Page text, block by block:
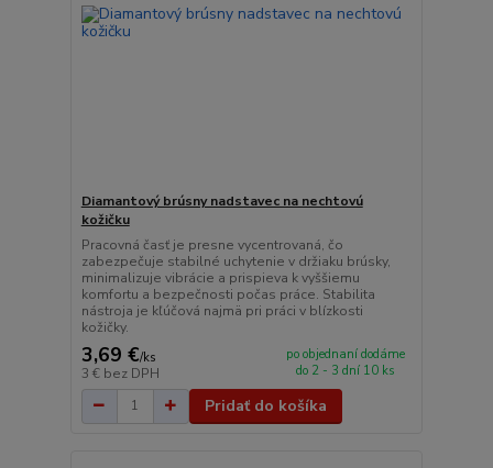
Diamantový brúsny nadstavec na nechtovú
kožičku
Pracovná časť je presne vycentrovaná, čo
zabezpečuje stabilné uchytenie v držiaku brúsky,
minimalizuje vibrácie a prispieva k vyššiemu
komfortu a bezpečnosti počas práce. Stabilita
nástroja je kľúčová najmä pri práci v blízkosti
kožičky.
3,69 €/ks
3 € bez DPH
po objednaní dodáme
do 2 - 3 dní 10 ks
Pridať do košíka